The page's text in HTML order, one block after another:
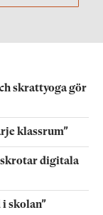
skrattyoga gör
klassrum”
digitala
skolan”